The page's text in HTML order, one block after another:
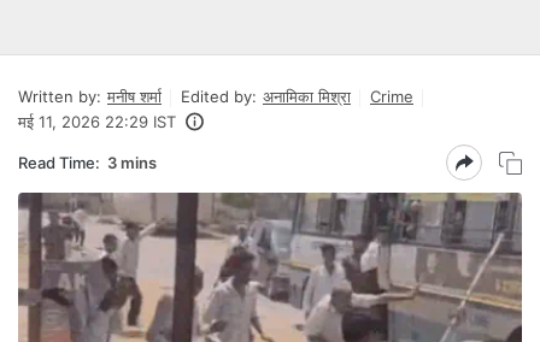
Written by: मनीष शर्मा Edited by: अनामिका मिश्रा
Crime
मई 11, 2026 22:29 IST
Read Time: 3 mins